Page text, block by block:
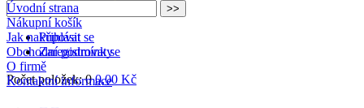
Přihlásit se
Zaregistrovat se
Počet položek: 0 0,00 Kč
Úvodní strana
Nákupní košík
Jak nakupovat
Obchodní podmínky
O firmě
Kontaktní informace